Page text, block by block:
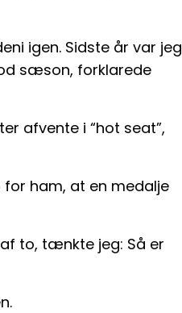
igen. Sidste år var jeg
sæson, forklarede
afvente i “hot seat”,
ham, at en medalje
to, tænkte jeg: Så er